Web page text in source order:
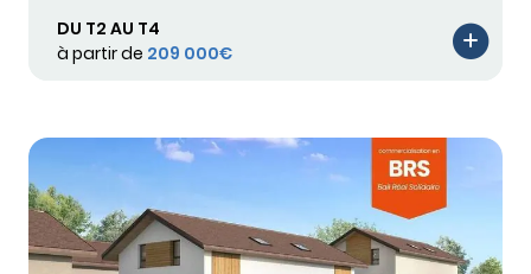
DU T2 AU T4
à partir de 209 000€